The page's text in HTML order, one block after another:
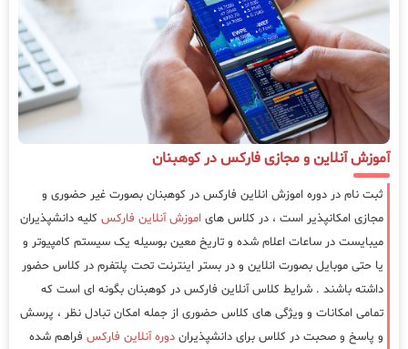
آموزش آنلاین و مجازی فارکس در کوهبنان
ثبت نام در دوره اموزش انلاین فارکس در کوهبنان بصورت غیر حضوری و
مجازی امکانپذیر است ، در کلاس های اموزش آنلاین فارکس کلیه دانشپذیران
میبایست در ساعات اعلام شده و تاریخ معین بوسیله یک سیستم کامپیوتر و
یا حتی موبایل بصورت انلاین و در بستر اینترنت تحت پلتفرم در کلاس حضور
داشته باشند . شرایط کلاس آنلاین فارکس در کوهبنان بگونه ای است که
تمامی امکانات و ویژگی های کلاس حضوری از جمله امکان تبادل نظر ، پرسش
و پاسخ و صحبت در کلاس برای دانشپذیران دوره آنلاین فارکس فراهم شده